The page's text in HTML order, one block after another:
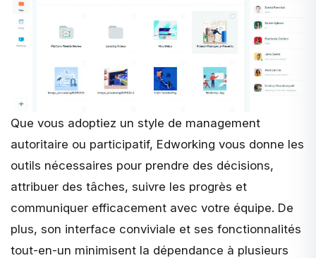
Que vous adoptiez un style de management
autoritaire ou participatif, Edworking vous donne les
outils nécessaires pour prendre des décisions,
attribuer des tâches, suivre les progrès et
communiquer efficacement avec votre équipe. De
plus, son interface conviviale et ses fonctionnalités
tout-en-un minimisent la dépendance à plusieurs